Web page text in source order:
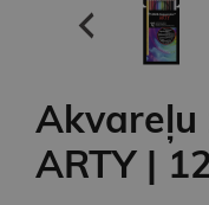
Akvareļu
ARTY |